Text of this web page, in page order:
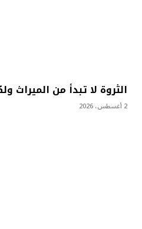
الثروة لا تبدأ من الميراث
2 أغسطس، 2026